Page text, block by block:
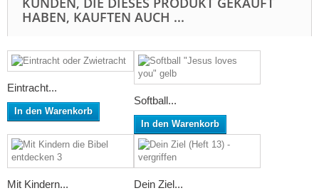
HABEN, KAUFTEN AUCH ...
Eintracht...
In den Warenkorb
Softball...
In den Warenkorb
Mit Kindern... Dein Ziel...